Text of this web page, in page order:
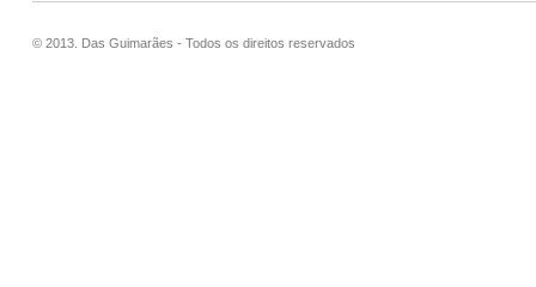
© 2013. Das Guimarães - Todos os direitos reservados